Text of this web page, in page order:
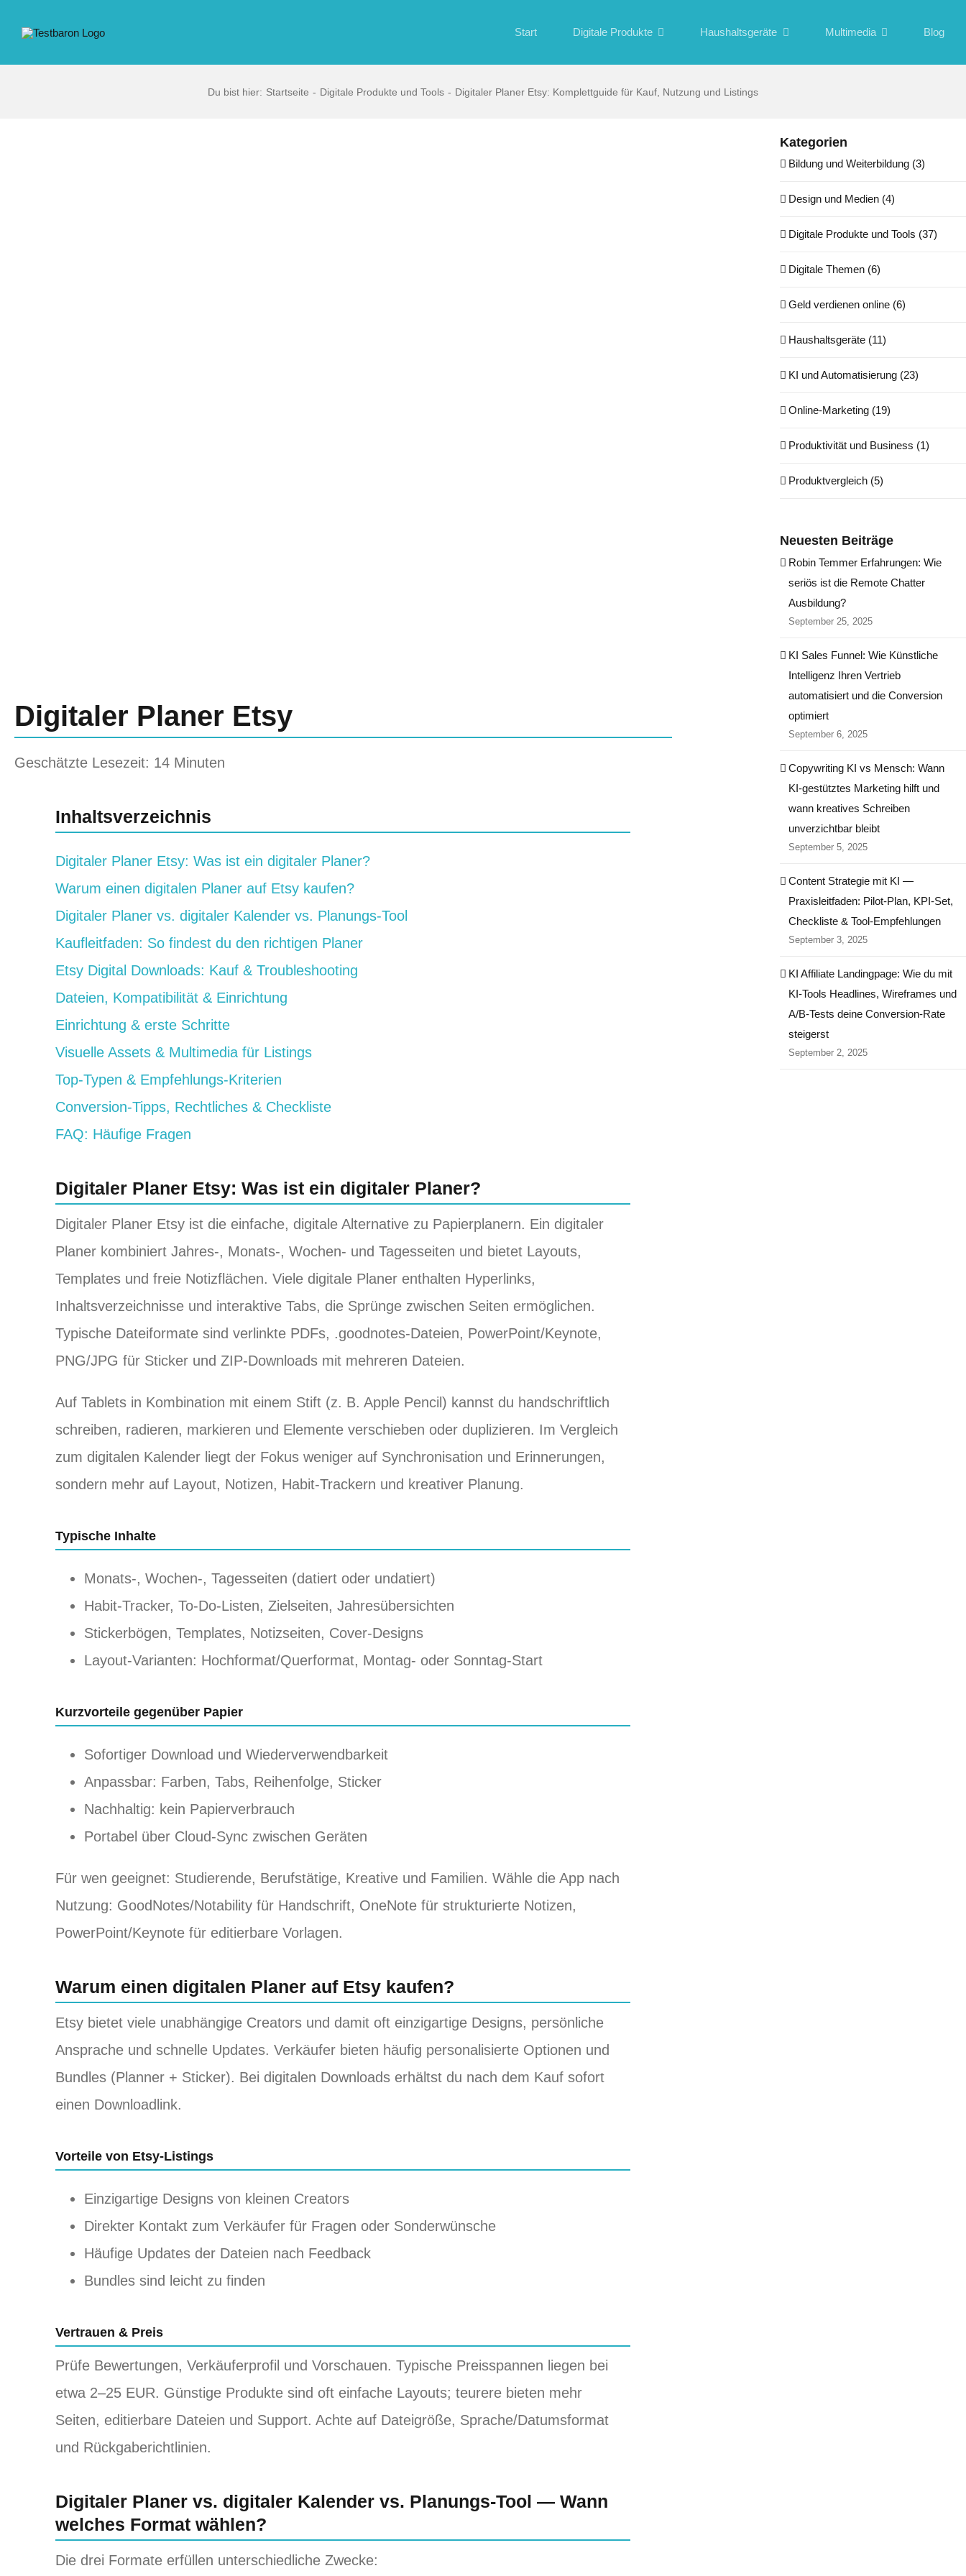
Inhalt
Start Digitale Produkte Haushaltsgeräte Multimedia Blog
Du bist hier: Startseite Digitale Produkte und Tools Digitaler Planer Etsy: Komplettguide für Kauf, Nutzung und Listings
Digitaler Planer Etsy
Geschätzte Lesezeit: 14 Minuten
Inhaltsverzeichnis
Digitaler Planer Etsy: Was ist ein digitaler Planer?
Warum einen digitalen Planer auf Etsy kaufen?
Digitaler Planer vs. digitaler Kalender vs. Planungs-Tool
Kaufleitfaden: So findest du den richtigen Planer
Etsy Digital Downloads: Kauf & Troubleshooting
Dateien, Kompatibilität & Einrichtung
Einrichtung & erste Schritte
Visuelle Assets & Multimedia für Listings
Top-Typen & Empfehlungs-Kriterien
Conversion-Tipps, Rechtliches & Checkliste
FAQ: Häufige Fragen
Digitaler Planer Etsy: Was ist ein digitaler Planer?
Digitaler Planer Etsy ist die einfache, digitale Alternative zu Papierplanern. Ein digitaler
Planer kombiniert Jahres-, Monats-, Wochen- und Tagesseiten und bietet Layouts,
Templates und freie Notizflächen. Viele digitale Planer enthalten Hyperlinks,
Inhaltsverzeichnisse und interaktive Tabs, die Sprünge zwischen Seiten ermöglichen.
Typische Dateiformate sind verlinkte PDFs, .goodnotes‑Dateien, PowerPoint/Keynote,
PNG/JPG für Sticker und ZIP‑Downloads mit mehreren Dateien.
Auf Tablets in Kombination mit einem Stift (z. B. Apple Pencil) kannst du handschriftlich
schreiben, radieren, markieren und Elemente verschieben oder duplizieren. Im Vergleich
zum digitalen Kalender liegt der Fokus weniger auf Synchronisation und Erinnerungen,
sondern mehr auf Layout, Notizen, Habit‑Trackern und kreativer Planung.
Typische Inhalte
Monats-, Wochen-, Tagesseiten (datiert oder undatiert)
Habit‑Tracker, To‑Do‑Listen, Zielseiten, Jahresübersichten
Stickerbögen, Templates, Notizseiten, Cover‑Designs
Layout‑Varianten: Hochformat/Querformat, Montag‑ oder Sonntag‑Start
Kurzvorteile gegenüber Papier
Sofortiger Download und Wiederverwendbarkeit
Anpassbar: Farben, Tabs, Reihenfolge, Sticker
Nachhaltig: kein Papierverbrauch
Portabel über Cloud‑Sync zwischen Geräten
Für wen geeignet: Studierende, Berufstätige, Kreative und Familien. Wähle die App nach
Nutzung: GoodNotes/Notability für Handschrift, OneNote für strukturierte Notizen,
PowerPoint/Keynote für editierbare Vorlagen.
Warum einen digitalen Planer auf Etsy kaufen?
Etsy bietet viele unabhängige Creators und damit oft einzigartige Designs, persönliche
Ansprache und schnelle Updates. Verkäufer bieten häufig personalisierte Optionen und
Bundles (Planner + Sticker). Bei digitalen Downloads erhältst du nach dem Kauf sofort
einen Downloadlink.
Vorteile von Etsy‑Listings
Einzigartige Designs von kleinen Creators
Direkter Kontakt zum Verkäufer für Fragen oder Sonderwünsche
Häufige Updates der Dateien nach Feedback
Bundles sind leicht zu finden
Vertrauen & Preis
Prüfe Bewertungen, Verkäuferprofil und Vorschauen. Typische Preisspannen liegen bei
etwa 2–25 EUR. Günstige Produkte sind oft einfache Layouts; teurere bieten mehr
Seiten, editierbare Dateien und Support. Achte auf Dateigröße, Sprache/Datumsformat
und Rückgaberichtlinien.
Digitaler Planer vs. digitaler Kalender vs. Planungs-Tool — Wann
welches Format wählen?
Die drei Formate erfüllen unterschiedliche Zwecke:
Kategorien
Bildung und Weiterbildung (3)
Design und Medien (4)
Digitale Produkte und Tools (37)
Digitale Themen (6)
Geld verdienen online (6)
Haushaltsgeräte (11)
KI und Automatisierung (23)
Online-Marketing (19)
Produktivität und Business (1)
Produktvergleich (5)
Neuesten Beiträge
Robin Temmer Erfahrungen: Wie
seriös ist die Remote Chatter
Ausbildung?
September 25, 2025
KI Sales Funnel: Wie Künstliche
Intelligenz Ihren Vertrieb
automatisiert und die Conversion
optimiert
September 6, 2025
Copywriting KI vs Mensch: Wann
KI-gestütztes Marketing hilft und
wann kreatives Schreiben
unverzichtbar bleibt
September 5, 2025
Content Strategie mit KI —
Praxisleitfaden: Pilot‑Plan, KPI‑Set,
Checkliste & Tool‑Empfehlungen
September 3, 2025
KI Affiliate Landingpage: Wie du mit
KI-Tools Headlines, Wireframes und
A/B-Tests deine Conversion-Rate
steigerst
September 2, 2025